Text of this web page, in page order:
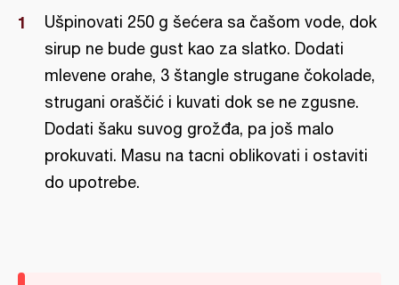
Ušpinovati 250 g šećera sa čašom vode, dok
sirup ne bude gust kao za slatko. Dodati
mlevene orahe, 3 štangle strugane čokolade,
strugani oraščić i kuvati dok se ne zgusne.
Dodati šaku suvog grožđa, pa još malo
prokuvati. Masu na tacni oblikovati i ostaviti
do upotrebe.